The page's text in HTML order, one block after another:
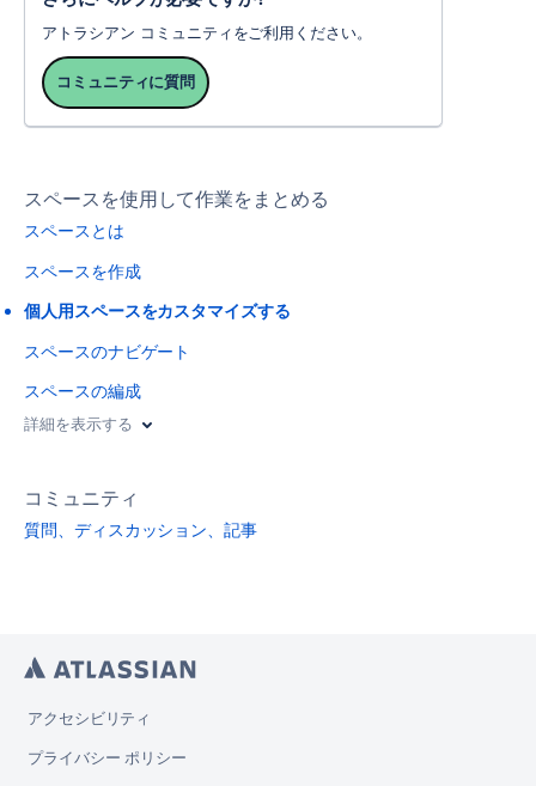
アトラシアン コミュニティをご利用ください。
コミュニティに質問
スペースを使用して作業をまとめる
スペースとは
スペースを作成
個人用スペースをカスタマイズする
スペースのナビゲート
スペースの編成
詳細を表示する
コミュニティ
質問、ディスカッション、記事
アクセシビリティ
プライバシー ポリシー